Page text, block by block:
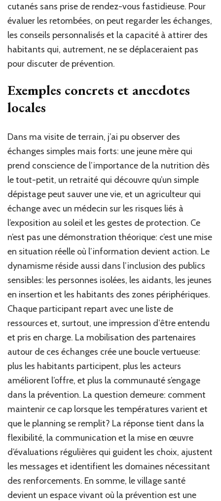
cutanés sans prise de rendez-vous fastidieuse. Pour
évaluer les retombées, on peut regarder les échanges,
les conseils personnalisés et la capacité à attirer des
habitants qui, autrement, ne se déplaceraient pas
pour discuter de prévention.
Exemples concrets et anecdotes
locales
Dans ma visite de terrain, j’ai pu observer des
échanges simples mais forts: une jeune mère qui
prend conscience de l’importance de la nutrition dès
le tout-petit, un retraité qui découvre qu’un simple
dépistage peut sauver une vie, et un agriculteur qui
échange avec un médecin sur les risques liés à
l’exposition au soleil et les gestes de protection. Ce
n’est pas une démonstration théorique: c’est une mise
en situation réelle où l’information devient action. Le
dynamisme réside aussi dans l’inclusion des publics
sensibles: les personnes isolées, les aidants, les jeunes
en insertion et les habitants des zones périphériques.
Chaque participant repart avec une liste de
ressources et, surtout, une impression d’être entendu
et pris en charge. La mobilisation des partenaires
autour de ces échanges crée une boucle vertueuse:
plus les habitants participent, plus les acteurs
améliorent l’offre, et plus la communauté s’engage
dans la prévention. La question demeure: comment
maintenir ce cap lorsque les températures varient et
que le planning se remplit? La réponse tient dans la
flexibilité, la communication et la mise en œuvre
d’évaluations régulières qui guident les choix, ajustent
les messages et identifient les domaines nécessitant
des renforcements. En somme, le village santé
devient un espace vivant où la prévention est une